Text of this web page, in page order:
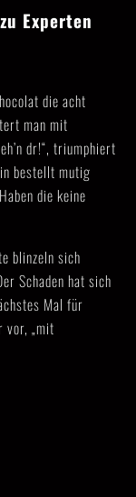
Experten
die acht
man mit
dr!“, triumphiert
bestellt mutig
die keine
blinzeln sich
Schaden hat sich
Mal für
vor, „mit